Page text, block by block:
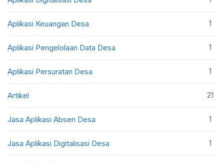
Aplikasi Keuangan Desa 1
Aplikasi Pengelolaan Data Desa 1
Aplikasi Persuratan Desa 1
Artikel 21
Jasa Aplikasi Absen Desa 1
Jasa Aplikasi Digitalisasi Desa 1